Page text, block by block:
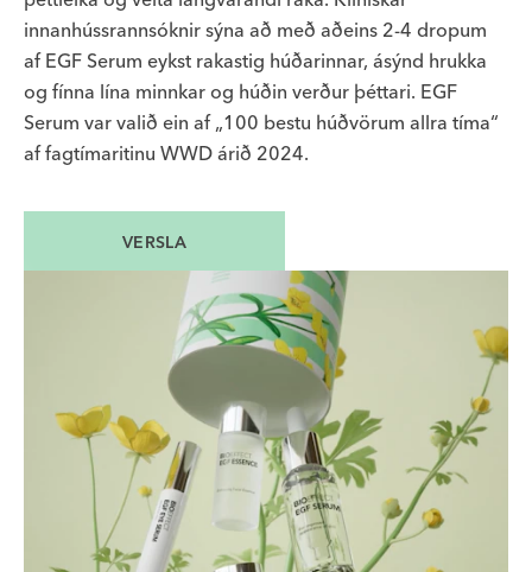
innanhússrannsóknir sýna að með aðeins 2-4 dropum
af EGF Serum eykst rakastig húðarinnar, ásýnd hrukka
og fínna lína minnkar og húðin verður þéttari. EGF
Serum var valið ein af „100 bestu húðvörum allra tíma“
af fagtímaritinu WWD árið 2024.
VERSLA